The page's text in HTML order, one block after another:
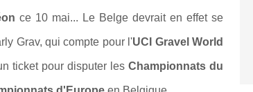
ce 10 mai... Le Belge devrait en effet se
Grav, qui compte pour l'UCI Gravel World
ticket pour disputer les Championnats du